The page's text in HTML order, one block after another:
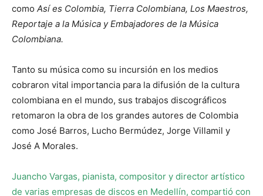
como Así es Colombia, Tierra Colombiana, Los Maestros,
Reportaje a la Música y Embajadores de la Música
Colombiana.
Tanto su música como su incursión en los medios
cobraron vital importancia para la difusión de la cultura
colombiana en el mundo, sus trabajos discográficos
retomaron la obra de los grandes autores de Colombia
como José Barros, Lucho Bermúdez, Jorge Villamil y
José A Morales.
Juancho Vargas, pianista, compositor y director artístico
de varias empresas de discos en Medellín, compartió con